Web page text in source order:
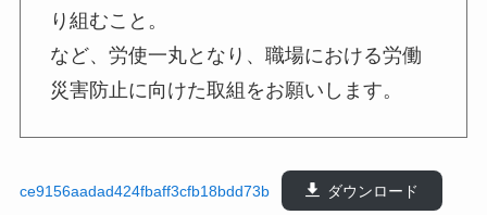
り組むこと。
など、労使一丸となり、職場における労働
災害防止に向けた取組をお願いします。
ce9156aadad424fbaff3cfb18bdd73b ダウンロード